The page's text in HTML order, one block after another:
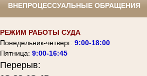
ВНЕПРОЦЕССУАЛЬНЫЕ ОБРАЩЕНИЯ
РЕЖИМ РАБОТЫ СУДА
Понедельник-четверг: 9:00-18:00
Пятница: 9:00-16:45
Перерыв: